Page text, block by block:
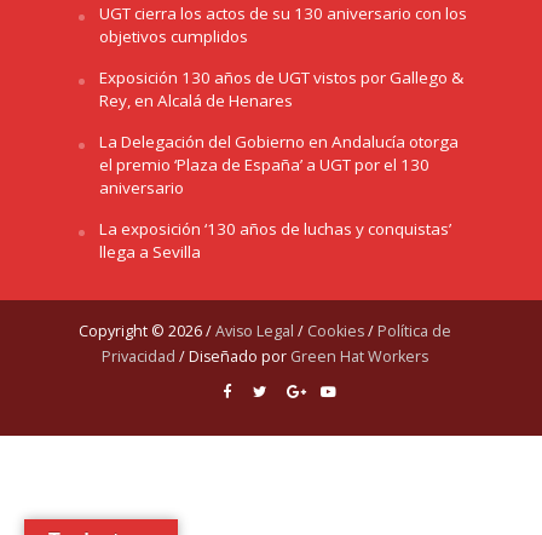
UGT cierra los actos de su 130 aniversario con los
objetivos cumplidos
Exposición 130 años de UGT vistos por Gallego &
Rey, en Alcalá de Henares
La Delegación del Gobierno en Andalucía otorga
el premio ‘Plaza de España’ a UGT por el 130
aniversario
La exposición ‘130 años de luchas y conquistas’
llega a Sevilla
Copyright © 2026 /Aviso Legal / Cookies/ Política de
Privacidad / Diseñado por Green Hat Workers